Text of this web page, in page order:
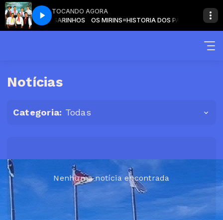
TOCANDO AGORA
DOS PASSARINHOS OS MIRINS=HISTORIA DOS PASSARINHOS
Notícias
Categoria: Todas
Nenhuma notícia encontrada